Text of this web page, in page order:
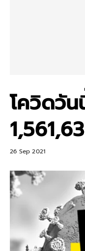
โควิดวั
26 Sep 2021